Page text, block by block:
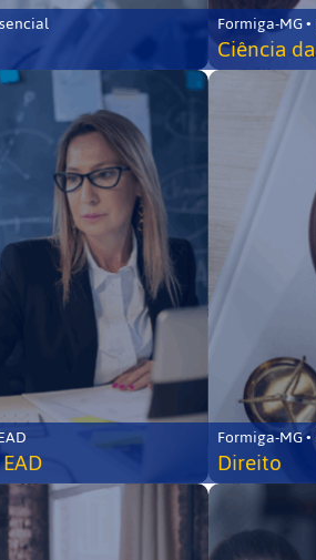
Formiga-MG
Ciência
Formiga-MG
Direito